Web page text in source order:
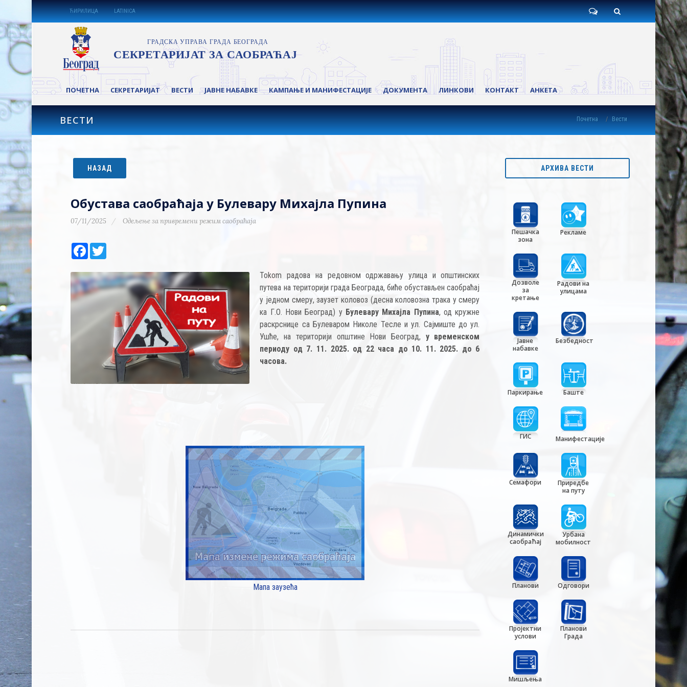
ЋИРИЛИЦА LATINICA
ПОЧЕТНА СЕКРЕТАРИЈАТ ВЕСТИ ЈАВНЕ НАБАВКЕ КАМПАЊЕ И МАНИФЕСТАЦИЈЕ ДОКУМЕНТА ЛИНКОВИ КОНТАКТ АНКЕТА
ВЕСТИ Почетна Вести
НАЗАД
Обустава саобраћаја у Булевару Михајла Пупина
07/11/2025 Одељење за привремени режим саобраћаја
Facebook
Tokom радова на редовном одржавању улица и општинских
путева на територији града Београда, биће обустављен саобраћај
у једном смеру, заузет коловоз (десна коловозна трака у смеру
ка Г.О. Нови Београд) у Булевару Михајла Пупина, од кружне
раскрснице са Булеваром Николе Тесле и ул. Сајмиште до ул.
Ушће, на територији општине Нови Београд, у временском
периоду од 7. 11. 2025. од 22 часа до 10. 11. 2025. до 6
часова.
Мапа заузећа
АРХИВА ВЕСТИ
Пешачка
зона
Рекламе
Дозволе
за
кретање
Радови на
улицама
Јавне
набавке
Безбедност
Паркирање Баште
ГИС Манифестације
Семафори
Приредбе
на путу
Динамички
саобраћај
Урбана
мобилност
Планови Одговори
Пројектни
услови
Планови
Града
Мишљења